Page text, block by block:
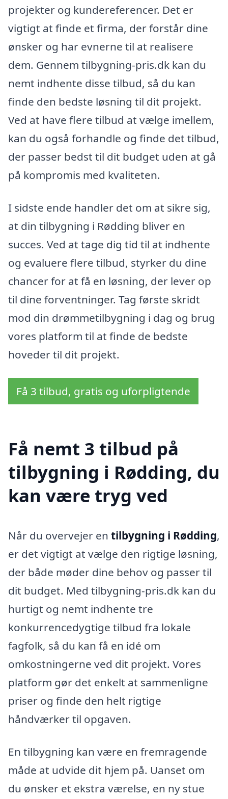
projekter og kundereferencer. Det er
vigtigt at finde et firma, der forstår dine
ønsker og har evnerne til at realisere
dem. Gennem tilbygning-pris.dk kan du
nemt indhente disse tilbud, så du kan
finde den bedste løsning til dit projekt.
Ved at have flere tilbud at vælge imellem,
kan du også forhandle og finde det tilbud,
der passer bedst til dit budget uden at gå
på kompromis med kvaliteten.
I sidste ende handler det om at sikre sig,
at din tilbygning i Rødding bliver en
succes. Ved at tage dig tid til at indhente
og evaluere flere tilbud, styrker du dine
chancer for at få en løsning, der lever op
til dine forventninger. Tag første skridt
mod din drømmetilbygning i dag og brug
vores platform til at finde de bedste
hoveder til dit projekt.
Få 3 tilbud, gratis og uforpligtende
Få nemt 3 tilbud på
tilbygning i Rødding, du
kan være tryg ved
Når du overvejer en tilbygning i Rødding,
er det vigtigt at vælge den rigtige løsning,
der både møder dine behov og passer til
dit budget. Med tilbygning-pris.dk kan du
hurtigt og nemt indhente tre
konkurrencedygtige tilbud fra lokale
fagfolk, så du kan få en idé om
omkostningerne ved dit projekt. Vores
platform gør det enkelt at sammenligne
priser og finde den helt rigtige
håndværker til opgaven.
En tilbygning kan være en fremragende
måde at udvide dit hjem på. Uanset om
du ønsker et ekstra værelse, en ny stue